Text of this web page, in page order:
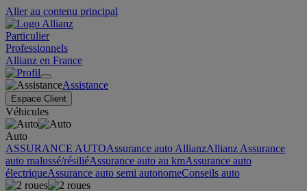
Aller au contenu principal
Particulier
Professionnels
Allianz en France
Assistance
Espace Client
Véhicules
Auto
ASSURANCE AUTOAssurance auto AllianzAllianz Assurance
auto malussé/résiliéAssurance auto au kmAssurance auto
électriqueAssurance auto semi autonomeConseils auto